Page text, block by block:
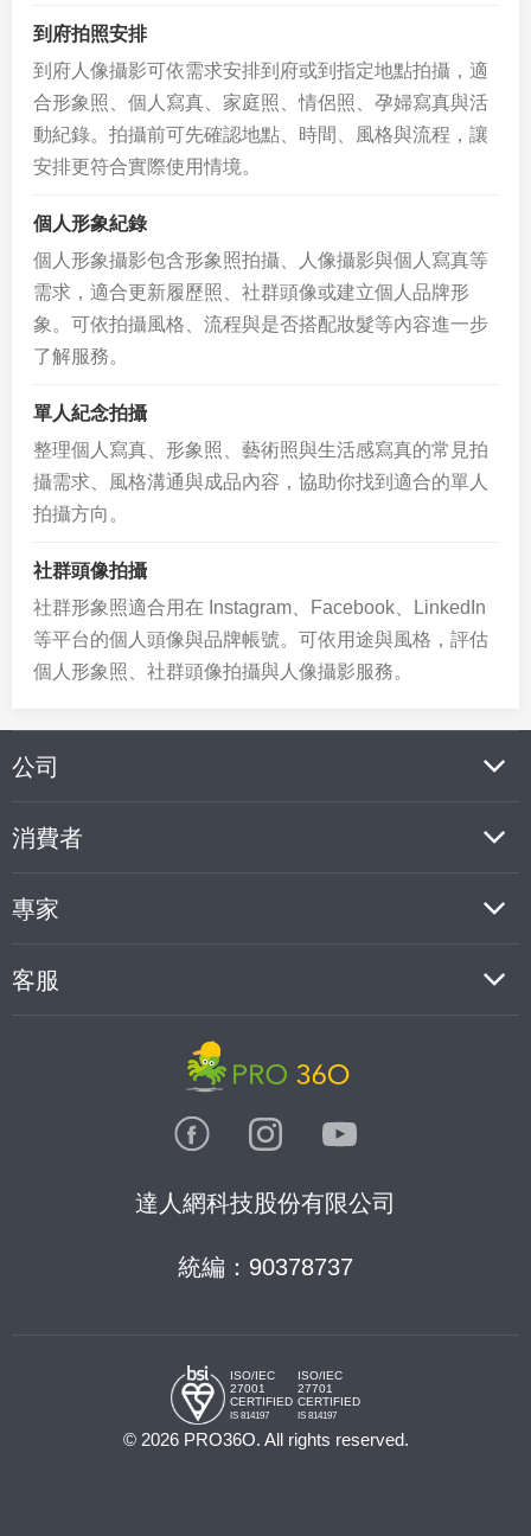
到府拍照安排
到府人像攝影可依需求安排到府或到指定地點拍攝，適
合形象照、個人寫真、家庭照、情侶照、孕婦寫真與活
動紀錄。拍攝前可先確認地點、時間、風格與流程，讓
安排更符合實際使用情境。
個人形象紀錄
個人形象攝影包含形象照拍攝、人像攝影與個人寫真等
需求，適合更新履歷照、社群頭像或建立個人品牌形
象。可依拍攝風格、流程與是否搭配妝髮等內容進一步
了解服務。
單人紀念拍攝
整理個人寫真、形象照、藝術照與生活感寫真的常見拍
攝需求、風格溝通與成品內容，協助你找到適合的單人
拍攝方向。
社群頭像拍攝
社群形象照適合用在 Instagram、Facebook、LinkedIn
等平台的個人頭像與品牌帳號。可依用途與風格，評估
個人形象照、社群頭像拍攝與人像攝影服務。
公司
消費者
專家
客服
達人網科技股份有限公司
統編：90378737
ISO/IEC
27001
CERTIFIED
IS 814197
ISO/IEC
27701
CERTIFIED
IS 814197
© 2026 PRO36O. All rights reserved.